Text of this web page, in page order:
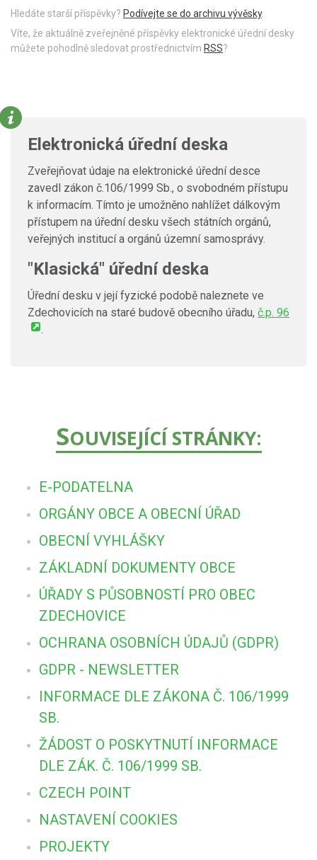
Hledáte starší příspěvky? Podívejte se do archivu vývěsky.
Víte, že aktuálně zveřejněné příspěvky elektronické úřední desky
můžete pohodlně sledovat prostřednictvím RSS?
Elektronická úřední deska
Zveřejňovat údaje na elektronické úřední desce
zavedl zákon č.106/1999 Sb., o svobodném přístupu
k informacím. Tímto je umožněno nahlížet dálkovým
přístupem na úřední desku všech státních orgánů,
veřejných institucí a orgánů územní samosprávy.
"Klasická" úřední deska
Úřední desku v její fyzické podobě naleznete ve
Zdechovicích na staré budově obecního úřadu, č.p. 96
.
SOUVISEJÍCÍ STRÁNKY:
E-PODATELNA
ORGÁNY OBCE A OBECNÍ ÚŘAD
OBECNÍ VYHLÁŠKY
ZÁKLADNÍ DOKUMENTY OBCE
ÚŘADY S PŮSOBNOSTÍ PRO OBEC
ZDECHOVICE
OCHRANA OSOBNÍCH ÚDAJŮ (GDPR)
GDPR - NEWSLETTER
INFORMACE DLE ZÁKONA Č. 106/1999
SB.
ŽÁDOST O POSKYTNUTÍ INFORMACE
DLE ZÁK. Č. 106/1999 SB.
CZECH POINT
NASTAVENÍ COOKIES
PROJEKTY